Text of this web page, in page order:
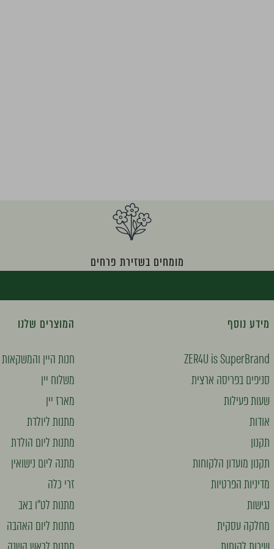
מומחים בשזירת פרחים
מידע נוסף
ZER4U is SuperBrand
סניפים בפריסה ארצית
שעות פעילות
אודות
תקנון
תקנון מועדון הלקוחות
מדיניות הפרטיות
נגישות
מחלקה עסקית
המוצרים שלנו
חנות היין והמשקאות
משלוח יין
מארז יין
מתנות ליולדת
מתנות ליום הולדת
מתנה ליום נישואין
זרי כלה
מתנות לט"ו באב
מתנות ליום האהבה